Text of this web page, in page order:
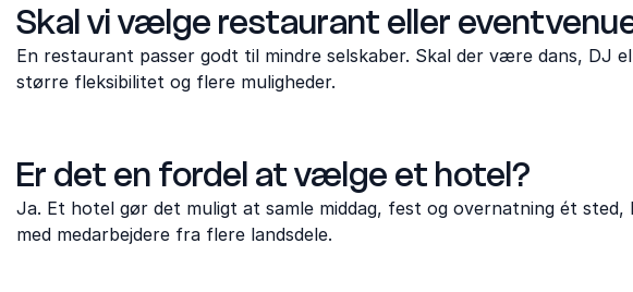
Skal vi vælge restaurant eller
En restaurant passer godt til mindre selskaber. Skal der være dans, DJ
større fleksibilitet og flere muligheder.
Er det en fordel at vælge et hotel?
Ja. Et hotel gør det muligt at samle middag, fest og overnatning ét
med medarbejdere fra flere landsdele.